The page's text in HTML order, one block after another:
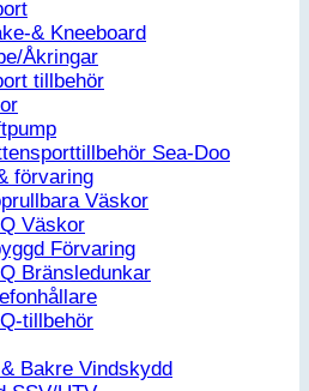
& Kneeboard
Åkringar
tillbehör
Sea-Doo
förvaring
Väskor
Väskor
Förvaring
Bränsledunkar
tillbehör
Bakre Vindskydd